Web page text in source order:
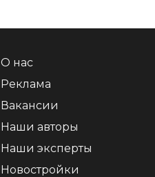
О нас
Реклама
Вакансии
Наши авторы
Наши эксперты
Новостройки